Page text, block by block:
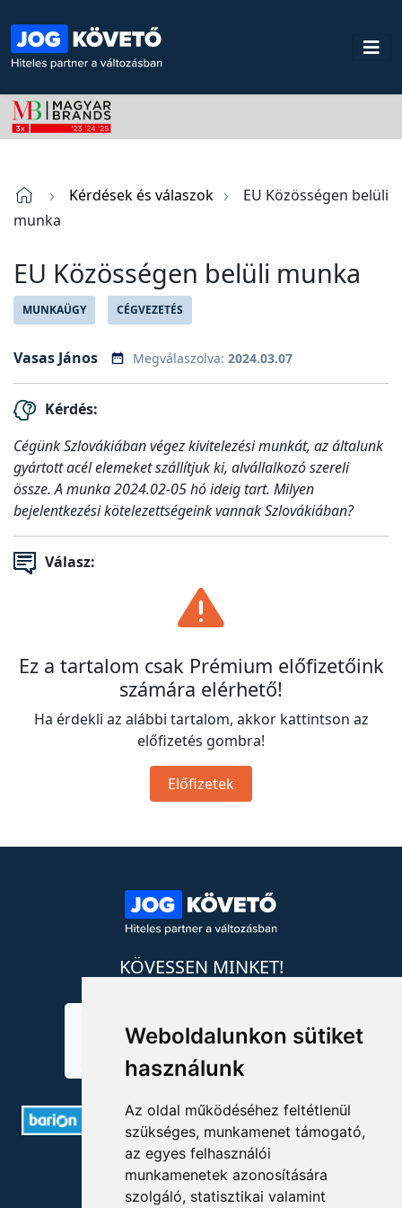
Weboldalunkon sütiket
használunk
Az oldal működéséhez feltétlenül
szükséges, munkamenet támogató,
az egyes felhasználói
munkamenetek azonosítására
szolgáló, statisztikai valamint
Kérdések és válaszok
EU Közösségen belüli
munka
EU Közösségen belüli munka
MUNKAÜGY CÉGVEZETÉS
Vasas János Megválaszolva: 2024.03.07
Kérdés:
Cégünk Szlovákiában végez kivitelezési munkát, az általunk
gyártott acél elemeket szállítjuk ki, alvállalkozó szereli
össze. A munka 2024.02-05 hó ideig tart. Milyen
bejelentkezési kötelezettségeink vannak Szlovákiában?
Válasz:
Ez a tartalom csak Prémium előfizetőink
számára elérhető!
Ha érdekli az alábbi tartalom, akkor kattintson az
előfizetés gombra!
Előfizetek
KÖVESSEN MINKET!
ELÉRHETŐSÉGEK